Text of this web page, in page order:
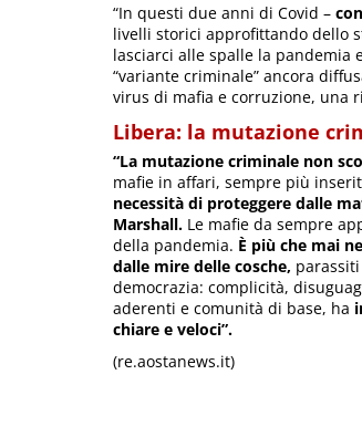
“In questi due anni di Covid –
livelli storici approfittando dello
lasciarci alle spalle la pandemia
“variante criminale” ancora
virus di mafia e corruzione, una
Libera: la mutazione
“La mutazione criminale non
mafie in affari, sempre più
necessità di proteggere dalle
Marshall. Le mafie da sempre
della pandemia. È più che mai
dalle mire delle cosche,
democrazia: complicità,
aderenti e comunità di base, ha
chiare e veloci”.
(re.aostanews.it)